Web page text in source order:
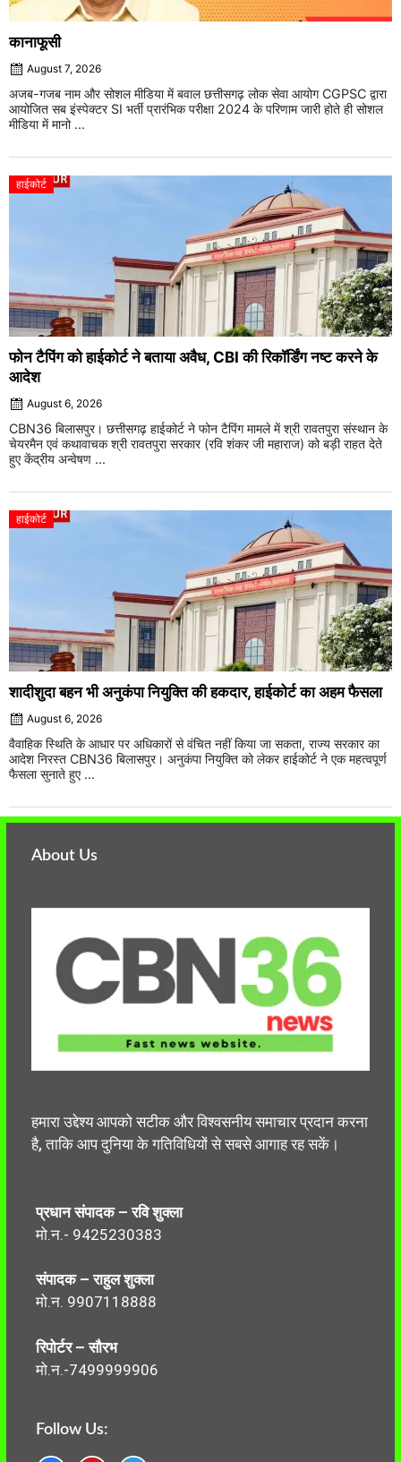
कानाफूसी
August 7, 2026
अजब-गजब नाम और सोशल मीडिया में बवाल छत्तीसगढ़ लोक सेवा आयोग CGPSC द्वारा
आयोजित सब इंस्पेक्टर SI भर्ती प्रारंभिक परीक्षा 2024 के परिणाम जारी होते ही सोशल
मीडिया में मानो ...
हाईकोर्ट
फोन टैपिंग को हाईकोर्ट ने बताया अवैध, CBI की रिकॉर्डिंग नष्ट करने के
आदेश
August 6, 2026
CBN36 बिलासपुर। छत्तीसगढ़ हाईकोर्ट ने फोन टैपिंग मामले में श्री रावतपुरा संस्थान के
चेयरमैन एवं कथावाचक श्री रावतपुरा सरकार (रवि शंकर जी महाराज) को बड़ी राहत देते
हुए केंद्रीय अन्वेषण ...
हाईकोर्ट
शादीशुदा बहन भी अनुकंपा नियुक्ति की हकदार, हाईकोर्ट का अहम फैसला
August 6, 2026
वैवाहिक स्थिति के आधार पर अधिकारों से वंचित नहीं किया जा सकता, राज्य सरकार का
आदेश निरस्त CBN36 बिलासपुर। अनुकंपा नियुक्ति को लेकर हाईकोर्ट ने एक महत्वपूर्ण
फैसला सुनाते हुए ...
About Us
हमारा उद्देश्य आपको सटीक और विश्वसनीय समाचार प्रदान करना
है, ताकि आप दुनिया के गतिविधियों से सबसे आगाह रह सकें।
प्रधान संपादक – रवि शुक्ला
मो.न.- 9425230383
संपादक – राहुल शुक्ला
मो.न. 9907118888
रिपोर्टर – सौरभ
मो.न.-7499999906
Follow Us: